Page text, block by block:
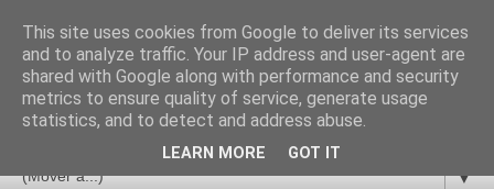
Golf
Mundo del golf: torneos, campos de golf, normativa,
etiqueta, equipo, campeonatos...
▼
This site uses cookies from Google to deliver its services
and to analyze traffic. Your IP address and user-agent are
shared with Google along with performance and security
metrics to ensure quality of service, generate usage
statistics, and to detect and address abuse.
LEARN MORE GOT IT